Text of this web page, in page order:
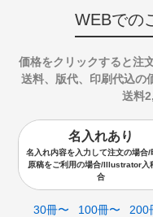
WEBでの
価格をクリックすると注
送料、版代、印刷代込の
送料
名入れあり
名入れ内容を入力して注文の場合/
原稿をご利用の場合/Illustrator入
合
30冊〜 100冊〜 200